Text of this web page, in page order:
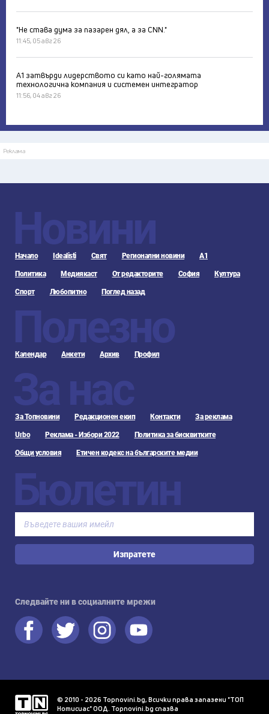
"Не става дума за пазарен дял, а за CNN."
11:45, 05 авг 26
А1 затвърди лидерството си като най-голямата
технологична компания и системен интегратор
11:56, 04 авг 26
Реклама
Новини
Начало Idealisti Свят Регионални новини А1
Политика Медиякаст От редакторите София Култура
Спорт Любопитно Поглед назад
Полезно
Календар Анкети Архив Профил
За нас
За Топновини Редакционен екип Контакти За реклама
Urbo Реклама - Избори 2022 Политика за бисквитките
Общи условия Етичен кодекс на българските медии
Бюлетин
Изпратете
Следвайте ни в социалните мрежи
© 2010 - 2026 Topnovini.bg, Всички права запазени "ТОП
Нотисиас" ООД. Topnovini.bg спазва